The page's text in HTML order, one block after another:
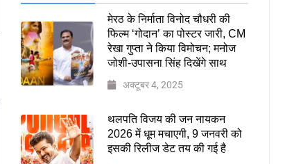
मेरठ के निर्माता विनोद चौधरी की
फिल्म ‘गोदान’ का पोस्टर जारी, CM
रेखा गुप्ता ने किया विमोचन; मनोज
जोशी-उपासना सिंह दिखेंगे साथ
अक्टूबर 4, 2025
थलपति विजय की जन नायकन
2026 में धूम मचाएगी, 9 जनवरी को
इसकी रिलीज डेट तय की गई है